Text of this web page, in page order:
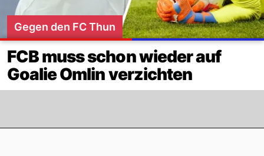
Gegen den FC Thun
FCB muss schon wieder auf
Goalie Omlin verzichten